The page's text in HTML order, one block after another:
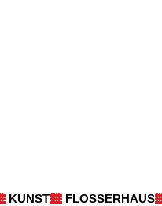
KUNST FLÖSSERHAUS